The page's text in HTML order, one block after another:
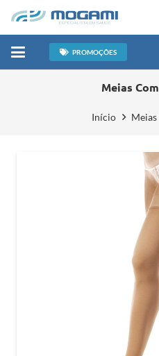
PROMOÇÕES
Meias
Início